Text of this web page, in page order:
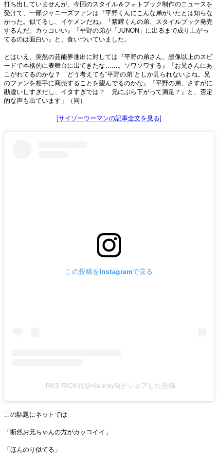
打ち出していませんが、今回のスタイル＆フォトブック制作のニュースを
受けて、一部ジャニーズファンは『平野くんにこんな弟がいたとは知らな
かった。似てるし、イケメンだね』『紫耀くんの弟、スタイルブック発売
するんだ。カッコいい』『平野の弟が「JUNON」に出るまで成り上がっ
てるのは面白い』と、食いついていました。
とはいえ、突然の芸能界進出に対しては『平野の弟さん、想像以上のスピ
ードで本格的に表舞台に出てきたな……。ソワソワする』『お兄さんにあ
こがれてるのかな？ どう考えても“平野の弟”としか見られないよね。兄
のファンを相手に商売することを望んでるのかな』『平野の弟、さすがに
勘違いしすぎだし、イタすぎでは？ 兄にぶら下がって満足？』と、否定
的な声も出ています」（同）
[サイゾーウーマンの記事全文を見る]
この投稿をInstagramで見る
RKS RICKY(@rksricky5)がシェアした投稿
この話題にネットでは
「断然お兄ちゃんの方がカッコイイ」
「ほんのり似てる」